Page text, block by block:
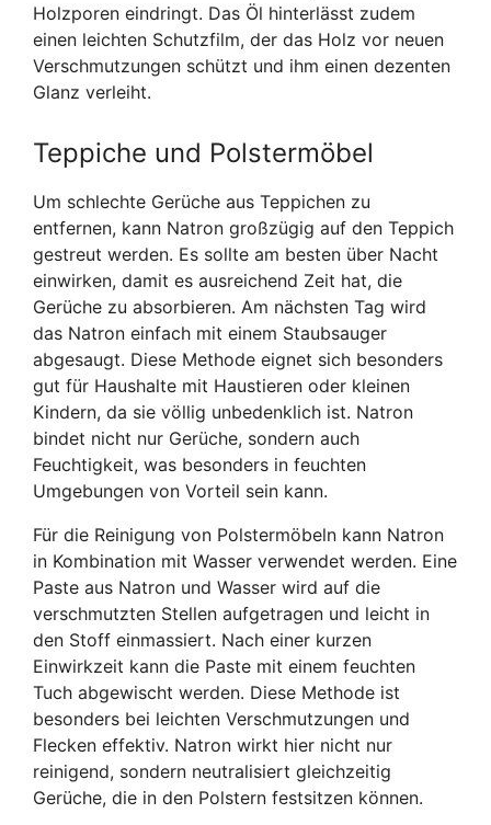
Holzporen eindringt. Das Öl hinterlässt zudem
einen leichten Schutzfilm, der das Holz vor neuen
Verschmutzungen schützt und ihm einen dezenten
Glanz verleiht.
Teppiche und Polstermöbel
Um schlechte Gerüche aus Teppichen zu
entfernen, kann Natron großzügig auf den Teppich
gestreut werden. Es sollte am besten über Nacht
einwirken, damit es ausreichend Zeit hat, die
Gerüche zu absorbieren. Am nächsten Tag wird
das Natron einfach mit einem Staubsauger
abgesaugt. Diese Methode eignet sich besonders
gut für Haushalte mit Haustieren oder kleinen
Kindern, da sie völlig unbedenklich ist. Natron
bindet nicht nur Gerüche, sondern auch
Feuchtigkeit, was besonders in feuchten
Umgebungen von Vorteil sein kann.
Für die Reinigung von Polstermöbeln kann Natron
in Kombination mit Wasser verwendet werden. Eine
Paste aus Natron und Wasser wird auf die
verschmutzten Stellen aufgetragen und leicht in
den Stoff einmassiert. Nach einer kurzen
Einwirkzeit kann die Paste mit einem feuchten
Tuch abgewischt werden. Diese Methode ist
besonders bei leichten Verschmutzungen und
Flecken effektiv. Natron wirkt hier nicht nur
reinigend, sondern neutralisiert gleichzeitig
Gerüche, die in den Polstern festsitzen können.